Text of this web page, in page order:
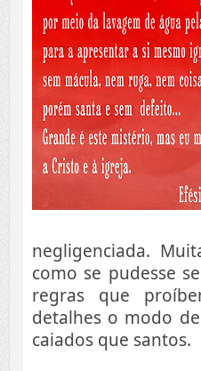
negligenciada.
como se pudesse
regras que
detalhes o modo
caiados que santos.